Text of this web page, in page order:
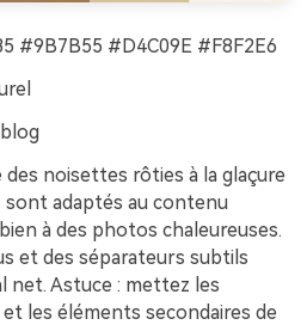
#9B7B55 #D4C09E #F8F2E6
noisettes rôties à la glaçure
sont adaptés au contenu
à des photos chaleureuses.
et des séparateurs subtils
net. Astuce : mettez les
les éléments secondaires de